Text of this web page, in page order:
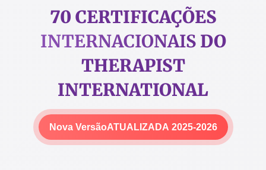
70 CERTIFICAÇÕES
INTERNACIONAISDO
THERAPIST
INTERNATIONAL
Nova VersãoATUALIZADA 2025-2026